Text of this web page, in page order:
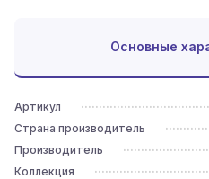
Основные
Артикул
Страна производитель
Производитель
Коллекция